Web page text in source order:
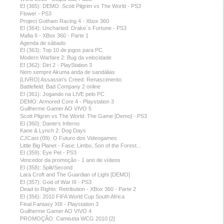
EI (365): DEMO: Scott Pilgrim vs The World - PS3
Flower - PS3
Project Gotham Racing 4 - Xbox 360
EI (364): Uncharted: Drake´s Fortune - PS3
Mafia II - XBox 360 - Parte 1
Agenda de sábado
EI (363): Top 10 de jogos para PC
Modern Warfare 2: Bug da velocidade
EI (362): Dirt 2 - PlayStation 3
Nem sempre Akuma anda de sandálias
[LIVRO] Assassin's Creed: Renascimento
Battlefield: Bad Company 2 online
EI (361): Jogando na LIVE pelo PC
DEMO: Armored Core 4 - Playstation 3
Guilherme Gamer AO VIVO 5
Scott Pilgrim vs The World: The Game [Demo] - PS3
EI (360): Dante's Inferno
Kane & Lynch 2: Dog Days
CJCast (09): O Futuro dos Videogames
Little Big Planet - Fase: Limbo, Son of the Forest...
EI (359): Eye Pet - PS3
Vencedor da promoção - 1 ano de vídeos
EI (358): Split/Second
Lara Croft and The Guardian of Light [DEMO]
EI (357): God of War III - PS3
Dead to Rights: Retribution - XBox 360 - Parte 2
EI (356): 2010 FIFA World Cup South Africa
Final Fantasy XIII - Playstation 3
Guilherme Gamer AO VIVO 4
PROMOÇÃO: Camiseta WCG 2010 [2]